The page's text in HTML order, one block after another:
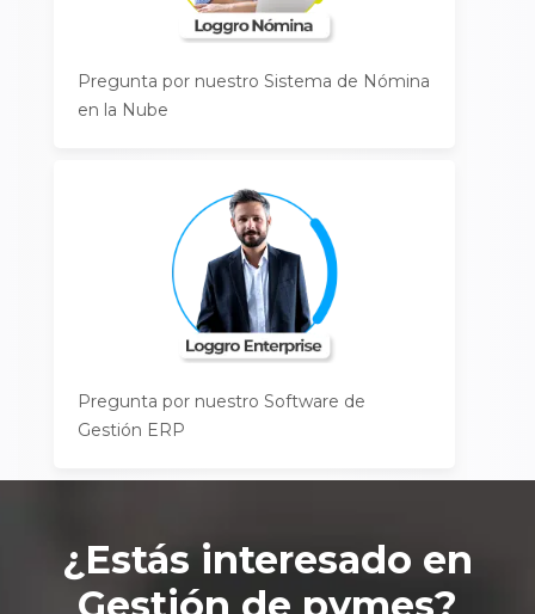
Pregunta por nuestro Sistema de Nómina
en la Nube
Pregunta por nuestro Software de
Gestión ERP
¿Estás interesado en